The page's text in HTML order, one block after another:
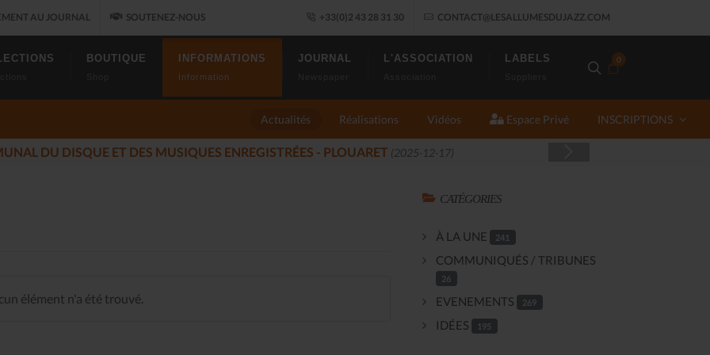
AU JOURNAL SOUTENEZ-NOUS +33(0)2 43 28 31 30 CONTACT@LESALLUMESDUJAZZ.COM
0
BOUTIQUE INFORMATIONS
Information
JOURNAL L'ASSOCIATION LABELS
Actualités Réalisations Vidéos Espace Privé INSCRIPTIONS
FONT SALON, LE PROGRAMME(2025-11-14)
élément n'a été trouvé.
CATÉGORIES
À LA UNE 241
COMMUNIQUÉS / TRIBUNES
26
EVENEMENTS 269
IDÉES 195